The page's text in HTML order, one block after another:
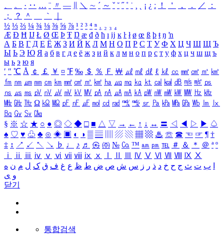
、
。 · ‥ … ¨ 〃 ― ＼ ∼ ´ ～ ˇ ˘ ˝ ˚ ˙ ¸ ¡ ¿ ː ！ ＇ ， ． ／
：
；
？ ＾ ｀
½ ⅓ ⅔ ¼ ¾ ⅛ ⅜ ⅝ ⅞ ¹ ² ³ ⁴ ⁿ ₁ ₂ ₃ ₄
Æ Ð Ħ Ĳ Ł Ø Œ Þ Ŧ Ŋ æ đ ð ħ ı ĳ ĸ ŀ ł ø œ ß þ ŧ ŋ ŉ
А Б В Г Д Е Ё Ж З И Й К Л М Н О П Р С Т У Ф Х Ц Ч Ш Щ Ъ
Ы Ь Э Ю Я а б в г д е ё ж з и й к л м н о п р с т у ф х ц ч ш щ ъ
ы ь э ю я
′ ″ ℃ Å ￠ ￡ ￥ ¤ ℉ ‰ ＄ ％ Ｆ ￦ ㎕ ㎖ ㎗ ℓ ㎘ ㏄ ㎣ ㎤ ㎥ ㎦
㎙ ㎚ ㎛ ㎜ ㎝ ㎞ ㎟ ㎠ ㎡ ㎢ ㏊ ㎍ ㎎ ㎏ ㏏ ㎈ ㎉ ㏈ ㎧ ㎨ ㎰
㎱ ㎲ ㎳ ㎴ ㎵ ㎶ ㎷ ㎸ ㎹ ㎀ ㎁ ㎂ ㎃ ㎄ ㎺ ㎻ ㎽ ㎾ ㎿ ㎐ ㎑
㎒ ㎓ ㎔ Ω ㏀ ㏁ ㎊ ㎋ ㎌ ㏖ ㏅ ㎭ ㎮ ㎯ ㏛ ㎩ ㎪ ㎫ ㎬ ㏝ ㏐
㏓
㏃ ㏉ ㏜ ㏆
§ ※ ☆ ★ ○ ● ◎ ◇ ◆ □ ■ △ ▽ → ← ↑ ↓ ↔ 〓 ◁ ◀ ▷ ▶ ♤
♠ ♡ ♥ ♧ ♣ ⊙ ◈ ▣ ◐ ◑ ▒ ▤ ▨ ▧ ▦ ▩ ♨ ☏ ☎ ☜ ☞ ¶ †
‡ ↕ ↗ ↙ ↖ ↘ ♭ ♩ ♪ ♬ ㉿ ㈜ № ㏇ ™ ㏂ ㏘ ℡ ＃ ＆ ＊ ＠ ª º
ⅰ
ⅱ ⅲ ⅳ ⅴ ⅵ ⅶ ⅷ ⅸ ⅹ Ⅳ Ⅴ Ⅵ Ⅶ Ⅷ Ⅸ Ⅹ
ب ت ث ج ح خ د ذ ر ز س ش ص ض ط ظ ع غ ف ق ک ل م ن ه
و ی
닫기
통합검색